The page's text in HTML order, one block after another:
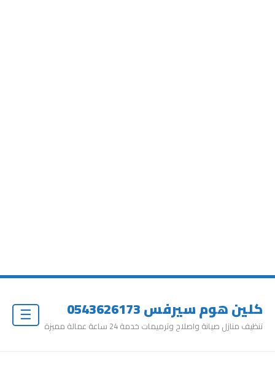
كلين هوم سيرفس 0543626173
تنظيف منازل صيانة واصلاح وترميمات خدمة 24 ساعة عمالة مميزة